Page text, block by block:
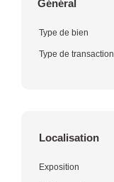
Général
Type de bien
Type de transaction
Localisation
Exposition